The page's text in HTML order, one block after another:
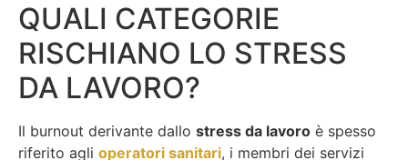
QUALI CATEGORIE
RISCHIANO LO STRESS
DA LAVORO?
Il burnout derivante dallo stress da lavoro è spesso
riferito agli operatori sanitari, i membri dei servizi